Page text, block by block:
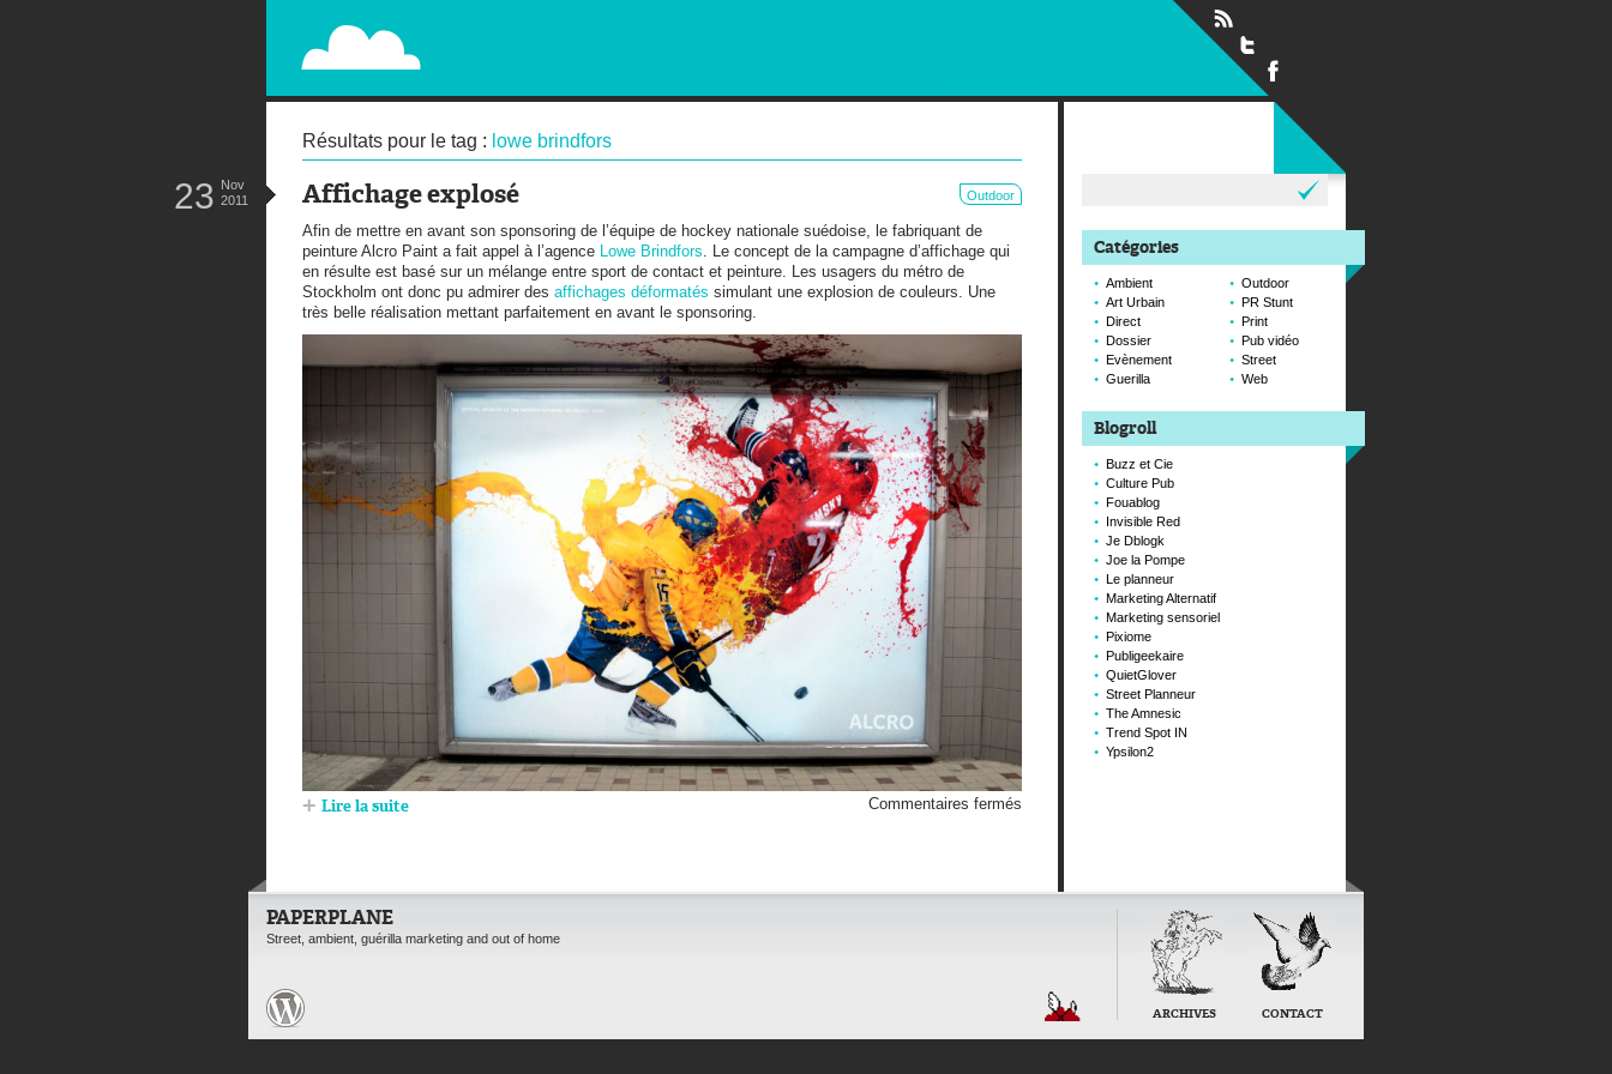
PAPERPLANE
STREET, AMBIENT, GUÉRILLA MARKETING AND OUT OF HOME
Résultats pour le tag : lowe brindfors
Affichage explosé Outdoor
23 Nov
2011
Afin de mettre en avant son sponsoring de l’équipe de hockey nationale suédoise, le fabriquant de
peinture Alcro Paint a fait appel à l’agence
Lowe Brindfors . Le concept de la campagne d’affichage qui
en résulte est basé sur un mélange entre sport de contact et peinture. Les usagers du métro de
Stockholm ont donc pu admirer des affichages déformatés simulant une explosion de couleurs. Une
très belle réalisation mettant parfaitement en avant le sponsoring.
Lire la suite Commentaires fermés
Catégories
Ambient
Art Urbain
Direct
Dossier
Evènement
Guerilla
Outdoor
PR Stunt
Print
Pub vidéo
Street
Web
Blogroll
Buzz et Cie
Culture Pub
Fouablog
Invisible Red
Je Dblogk
Joe la Pompe
Le planneur
Marketing Alternatif
Marketing sensoriel
Pixiome
Publigeekaire
QuietGlover
Street Planneur
The Amnesic
Trend Spot IN
Ypsilon2
PAPERPLANE
Street, ambient, guérilla marketing and out of home
ARCHIVES CONTACT